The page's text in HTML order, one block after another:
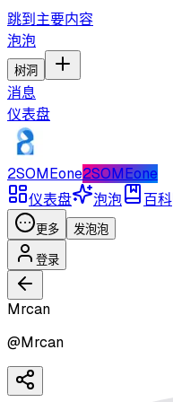
跳到主要内容
泡泡
树洞
消息
仪表盘
2SOMEone2SOMEone
仪表盘
泡泡 百科
更多 发泡泡
登录
Mrcan
@Mrcan